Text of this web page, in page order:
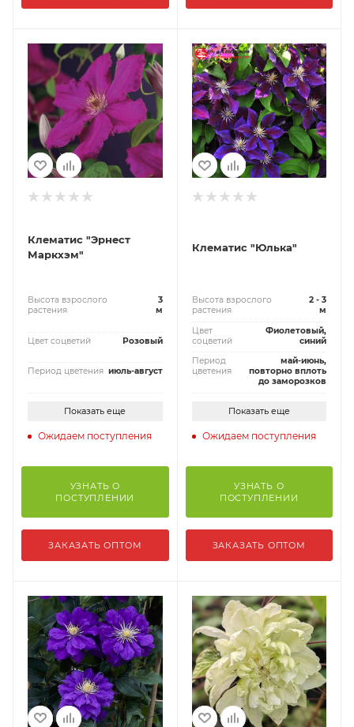
Клематис "Эрнест
Маркхэм"
Высота взрослого
растения
3
м
Цвет соцветий Розовый
Период цветения июль-август
Показать еще
Ожидаем поступления
УЗНАТЬ О
ПОСТУПЛЕНИИ
ЗАКАЗАТЬ ОПТОМ
Клематис "Юлька"
Высота взрослого
растения
2 - 3
м
Цвет
соцветий
Фиолетовый,
синий
Период
цветения
май-июнь,
повторно вплоть
до заморозков
Показать еще
Ожидаем поступления
УЗНАТЬ О
ПОСТУПЛЕНИИ
ЗАКАЗАТЬ ОПТОМ